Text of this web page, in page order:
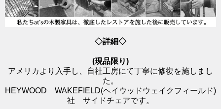
◇詳細◇
(現品限り)
アメリカより入手し、自社工房にて丁寧に修復を施しまし
た。
HEYWOOD WAKEFIELD(ヘイウッドウェイクフィールド)
社 サイドチェアです。